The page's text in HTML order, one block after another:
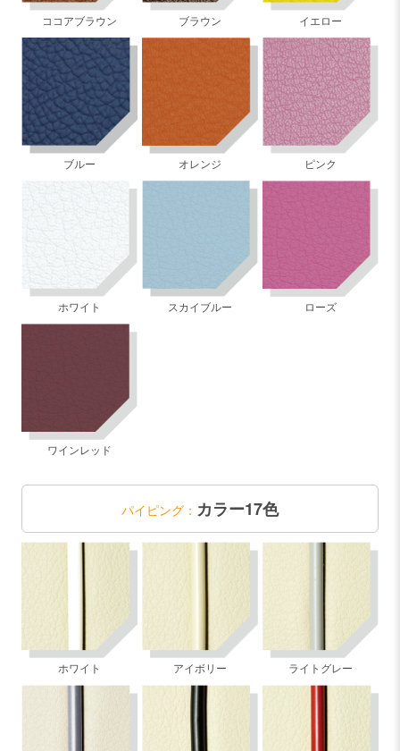
ココアブラウン ブラウン イエロー
ブルー オレンジ ピンク
ホワイト スカイブルー ローズ
ワインレッド
パイピング： カラー17色
ホワイト アイボリー ライトグレー